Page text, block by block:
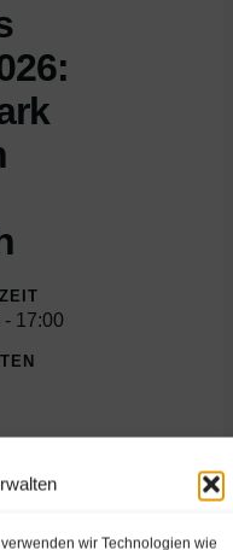
wir Technologien wie
- 17:00